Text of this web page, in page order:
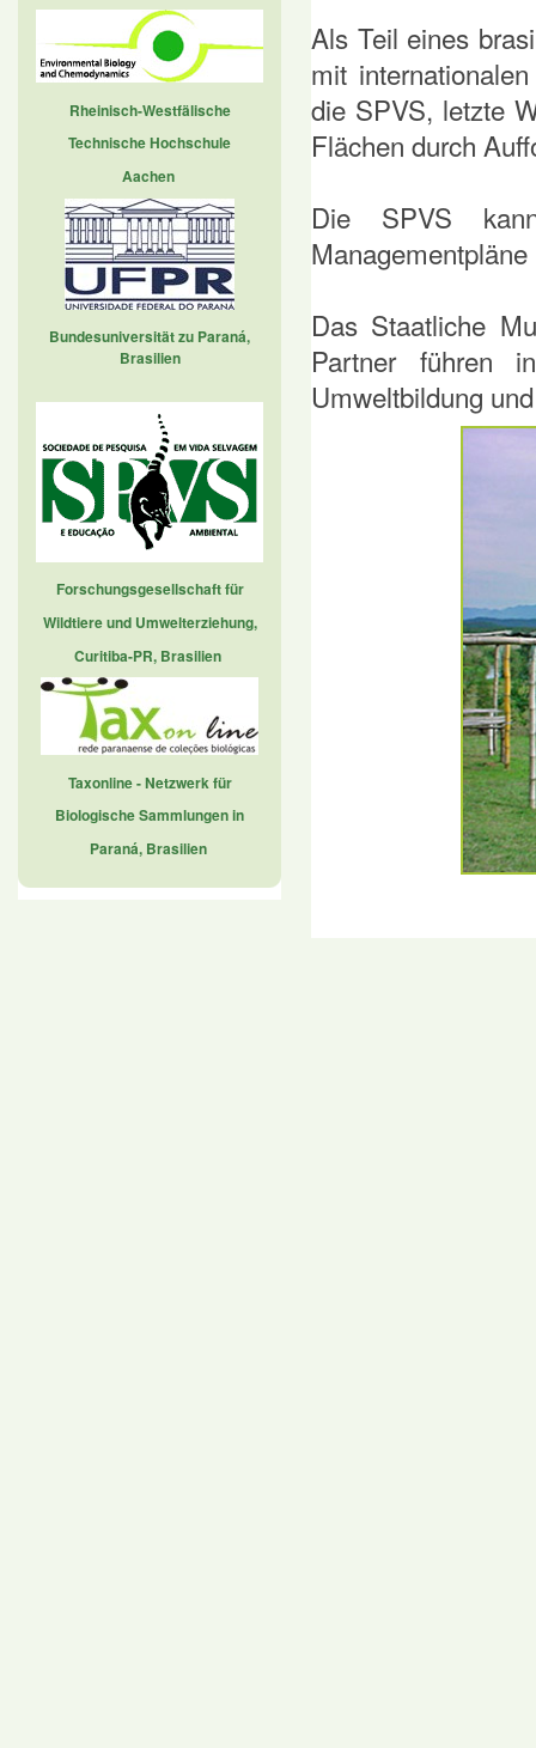
Als Teil eines
mit
die SPVS, letzte
Flächen durch
Die SPVS
Das Staatliche
Partner führen
Umweltbildung
Rheinisch-Westfälische
Technische Hochschule
Aachen
Bundesuniversität zu Paraná,
Brasilien
Forschungsgesellschaft für
Wildtiere und Umwelterziehung,
Curitiba-PR, Brasilien
Taxonline - Netzwerk für
Biologische Sammlungen in
Paraná, Brasilien